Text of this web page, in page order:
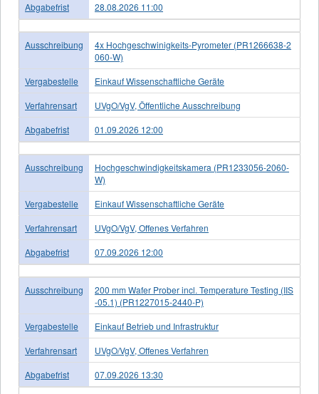
Abgabefrist
28.08.2026 11:00
Ausschreibung
4x Hochgeschwinigkeits-Pyrometer (PR1266638-2
060-W)
Vergabestelle
Einkauf Wissenschaftliche Geräte
Verfahrensart
UVgO/VgV, Öffentliche Ausschreibung
Abgabefrist
01.09.2026 12:00
Ausschreibung
Hochgeschwindigkeitskamera (PR1233056-2060-
W)
Vergabestelle
Einkauf Wissenschaftliche Geräte
Verfahrensart
UVgO/VgV, Offenes Verfahren
Abgabefrist
07.09.2026 12:00
Ausschreibung
200 mm Wafer Prober incl. Temperature Testing (IIS
-05.1) (PR1227015-2440-P)
Vergabestelle
Einkauf Betrieb und Infrastruktur
Verfahrensart
UVgO/VgV, Offenes Verfahren
Abgabefrist
07.09.2026 13:30